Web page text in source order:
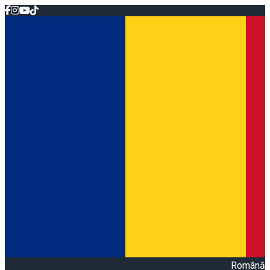
Română